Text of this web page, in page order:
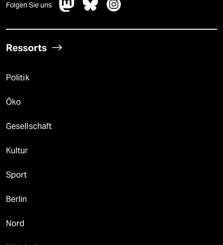
Folgen Sie uns
Ressorts
Politik
Öko
Gesellschaft
Kultur
Sport
Berlin
Nord